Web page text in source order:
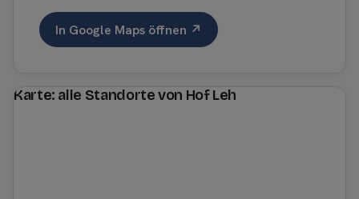
In Google Maps öffnen ↗
Karte: alle Standorte von Hof Leh